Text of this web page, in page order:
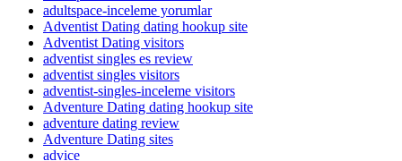
adultspace-inceleme yorumlar
Adventist Dating dating hookup site
Adventist Dating visitors
adventist singles es review
adventist singles visitors
adventist-singles-inceleme visitors
Adventure Dating dating hookup site
adventure dating review
Adventure Dating sites
advice